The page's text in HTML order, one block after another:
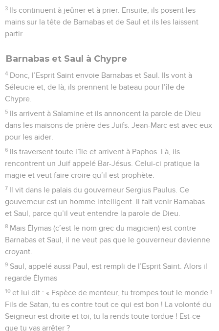
3 Ils continuent à jeûner et à prier. Ensuite, ils posent les
mains sur la tête de Barnabas et de Saul et ils les laissent
partir.
Barnabas et Saul à Chypre
4 Donc, l’Esprit Saint envoie Barnabas et Saul. Ils vont à
Séleucie et, de là, ils prennent le bateau pour l’île de
Chypre.
5 Ils arrivent à Salamine et ils annoncent la parole de Dieu
dans les maisons de prière des Juifs. Jean-Marc est avec eux
pour les aider.
6 Ils traversent toute l’île et arrivent à Paphos. Là, ils
rencontrent un Juif appelé Bar-Jésus. Celui-ci pratique la
magie et veut faire croire qu’il est prophète.
7 Il vit dans le palais du gouverneur Sergius Paulus. Ce
gouverneur est un homme intelligent. Il fait venir Barnabas
et Saul, parce qu’il veut entendre la parole de Dieu.
8 Mais Élymas (c’est le nom grec du magicien) est contre
Barnabas et Saul, il ne veut pas que le gouverneur devienne
croyant.
9 Saul, appelé aussi Paul, est rempli de l’Esprit Saint. Alors il
regarde Élymas
10 et lui dit : « Espèce de menteur, tu trompes tout le monde !
Fils de Satan, tu es contre tout ce qui est bon ! La volonté du
Seigneur est droite et toi, tu la rends toute tordue ! Est-ce
que tu vas arrêter ?